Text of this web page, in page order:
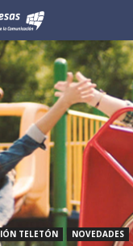
de
las
Empresas
TELETÓN NOVEDADES